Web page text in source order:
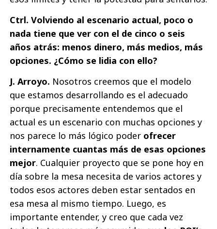
Ctrl. Volviendo al escenario actual, poco o
nada tiene que ver con el de cinco o seis
años atrás: menos dinero, más medios, más
opciones. ¿Cómo se lidia con ello?
J. Arroyo. Nosotros creemos que el modelo
que estamos desarrollando es el adecuado
porque precisamente entendemos que el
actual es un escenario con muchas opciones y
nos parece lo más lógico poder ofrecer
internamente cuantas más de esas opciones
mejor. Cualquier proyecto que se pone hoy en
día sobre la mesa necesita de varios actores y
todos esos actores deben estar sentados en
esa mesa al mismo tiempo. Luego, es
importante entender, y creo que cada vez